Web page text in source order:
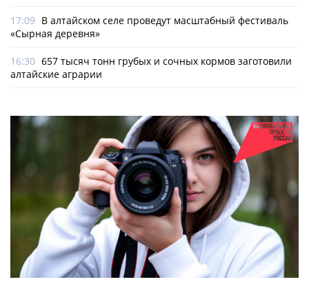
17:09 В алтайском селе проведут масштабный фестиваль
«Сырная деревня»
16:30 657 тысяч тонн грубых и сочных кормов заготовили
алтайские аграрии